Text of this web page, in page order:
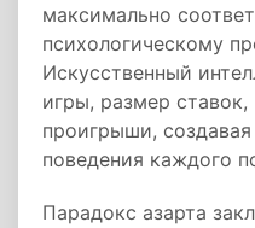
максимально
психологическому
Искусственный
игры, размер
проигрыши,
поведения каждого
Парадокс азарта